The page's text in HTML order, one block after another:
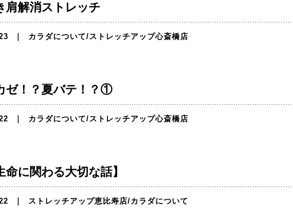
肩解消ストレッチ
カラダについて/ストレッチアップ心斎橋店
ゼ！？夏バテ！？①
カラダについて/ストレッチアップ心斎橋店
命に関わる大切な話】
ストレッチアップ恵比寿店/カラダについて